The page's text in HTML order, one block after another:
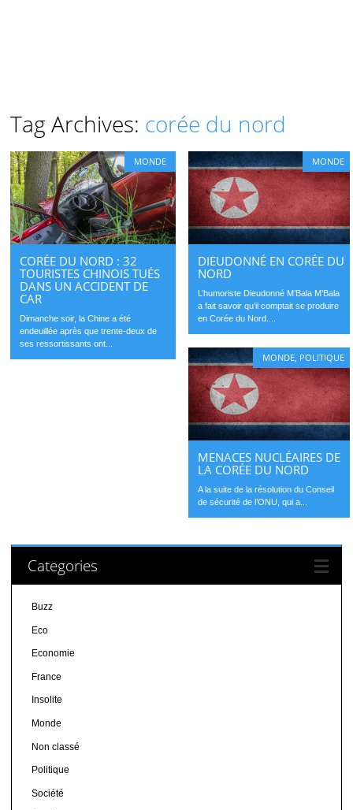
Tag Archives: corée du nord
MONDE
CORÉE DU NORD : 32
TOURISTES CHINOIS TUÉS
DANS UN ACCIDENT DE
CAR
Dimanche soir, la Chine a été
endeuillée après que trente-deux de
ses ressortissants ont...
MONDE
DIEUDONNÉ EN CORÉE DU
NORD
L’humoriste Dieudonné M’Bala M’Bala
a fait savoir qu’il comptait se produire
en Corée du Nord....
MONDE POLITIQUE
MENACES NUCLÉAIRES DE
LA CORÉE DU NORD
A la suite de la résolution du Conseil
de sécurité de l’ONU, qui a...
Categories
Buzz
Eco
Economie
France
Insolite
Monde
Non classé
Politique
Société